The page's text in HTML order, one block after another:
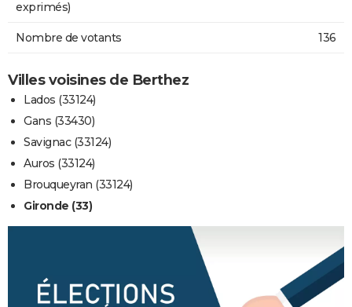
exprimés)
Nombre de votants 136
Villes voisines de Berthez
Lados (33124)
Gans (33430)
Savignac (33124)
Auros (33124)
Brouqueyran (33124)
Gironde (33)